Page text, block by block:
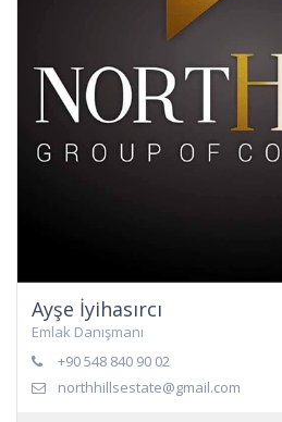
Ayşe İyihasırcı
Emlak Danışmanı
+90 548 840 90 02
northhillsestate@gmail.com